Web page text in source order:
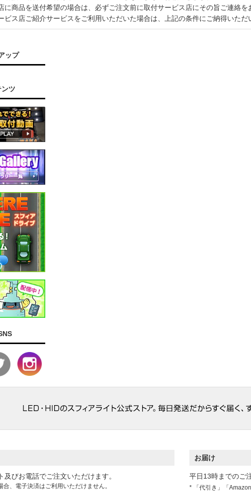
に商品を送付希望の場合は、必ずご注文前に取付サービス店にその旨ご連絡を
ビス店ご紹介サービスをご利用いただいた場合は、上記の条件にご納得いただ
ップ
ンツ
及びお電話でご注文いただけます。
、電子決済はご利用いただけません。
お届け
平日13時までのご
* 「代引き」「